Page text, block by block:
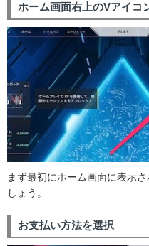
ホーム画面右上のVアイコ
まず最初にホーム画面に表示
しょう。
お支払い方法を選択